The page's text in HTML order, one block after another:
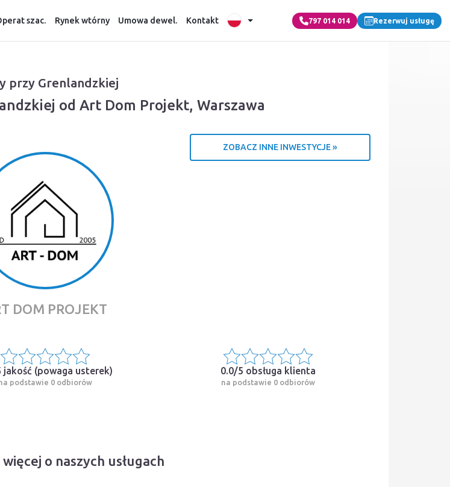
szac. Rynek wtórny Umowa dewel. Kontakt 797 014 014 Rezerwuj usługę
przy Grenlandzkiej
od Art Dom Projekt, Warszawa
ZOBACZ INNE INWESTYCJE »
DOM PROJEKT
jakość (powaga usterek)
podstawie 0 odbiorów
0.0/5 obsługa klienta
na podstawie 0 odbiorów
o naszych usługach